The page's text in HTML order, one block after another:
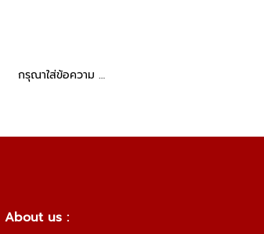
กรุณาใส่ข้อความ …
About us :